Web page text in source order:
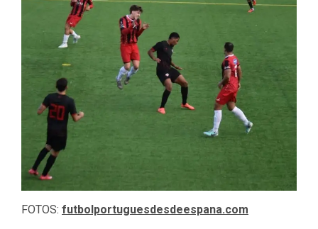
FOTOS: futbolportuguesdesdeespana.com